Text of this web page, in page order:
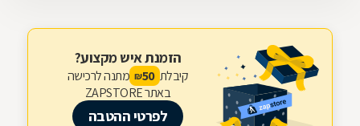
הזמנת איש מקצוע?
קיבלת 50
₪ מתנה לרכישה
באתר ZAPSTORE
לפרטי ההטבה